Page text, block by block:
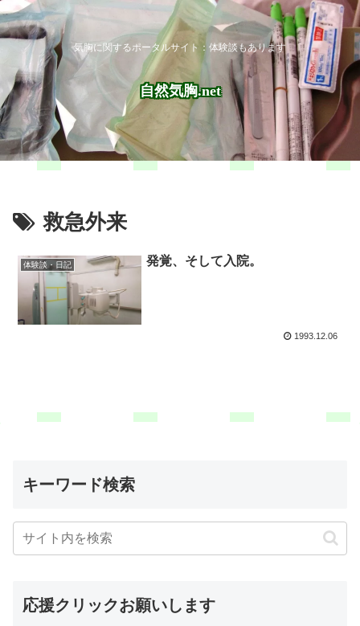
気胸に関するポータルサイト：体験談もあります
自然気胸.net
救急外来
体験談・日記 発覚、そして入院。
1993.12.06
キーワード検索
応援クリックお願いします